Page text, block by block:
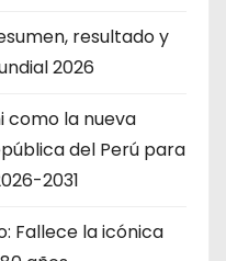
resultado y
2026
como la nueva
del Perú para
2031
Fallece la icónica